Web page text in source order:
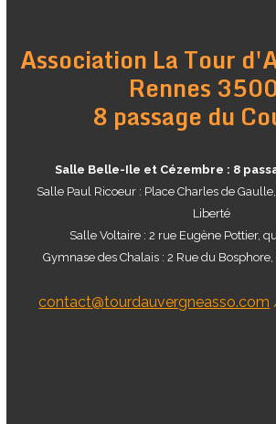
Association La Tour
Rennes
8 passage du
Salle Belle-Ile et Cézembre : 8
Salle Paul Ricoeur : Place Charles de
Liberté
Salle Voltaire : 2 rue Eugène Pottier,
Gymnase des Chalais : 2 Rue du
contact@tourdauvergneasso.com